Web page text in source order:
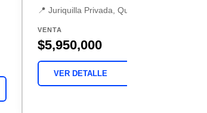
📍 Juriquilla Privada, Querétaro
VENTA
$5,950,000
VER DETALLE